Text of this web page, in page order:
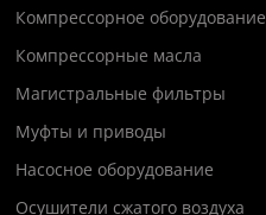
Компрессорное оборудование
Компрессорные масла
Магистральные фильтры
Муфты и приводы
Насосное оборудование
Осушители сжатого воздуха